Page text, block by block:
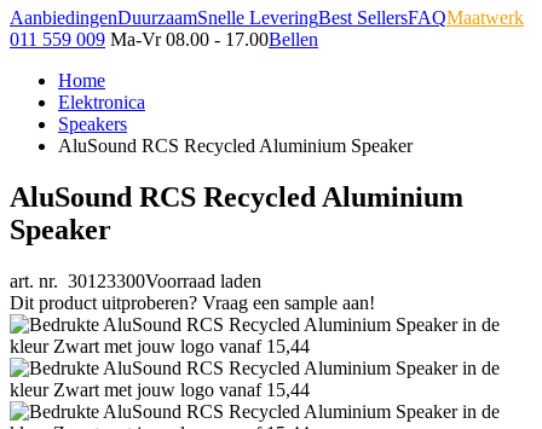
AanbiedingenDuurzaamSnelle LeveringBest SellersFAQMaatwerk
011 559 009 Ma-Vr 08.00 - 17.00Bellen
Home
Elektronica
Speakers
AluSound RCS Recycled Aluminium Speaker
AluSound RCS Recycled Aluminium
Speaker
art. nr. 30123300Voorraad laden
Dit product uitproberen? Vraag een sample aan!